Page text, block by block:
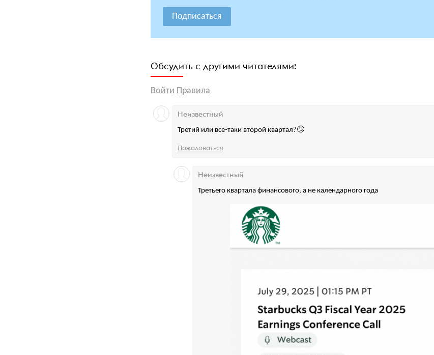
Подписаться
Обсудить с другими читателями:
Войти Правила
Третий или все-таки второй квартал?🙄
Неизвестный
Пожаловаться
Третьего квартала финансового, а не календарного года
Неизвестный